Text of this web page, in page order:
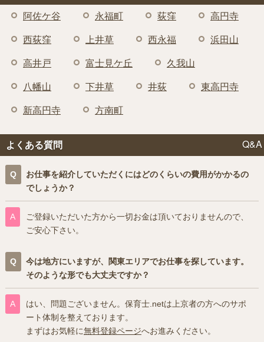
阿佐ケ谷 永福町 荻窪 高円寺
西荻窪 上井草 西永福 浜田山
高井戸 富士見ケ丘 久我山
八幡山 下井草 井荻 東高円寺
新高円寺 方南町
よくある質問 Q&A
お仕事を紹介していただくにはどのくらいの費用がかかるの
でしょうか？
ご登録いただいた方から一切お金は頂いておりませんので、
ご安心下さい。
今は地方にいますが、関東エリアでお仕事を探しています。
そのような形でも大丈夫ですか？
はい、問題ございません。保育士.netは上京者の方へのサポ
ート体制を整えております。
まずはお気軽に無料登録ページへお進みください。